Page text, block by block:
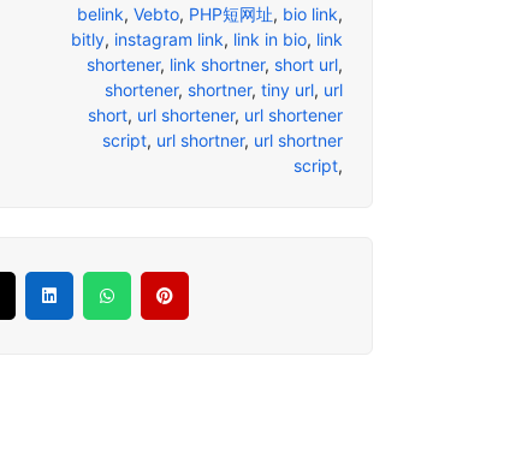
belink, Vebto, PHP短网址, bio link,
bitly, instagram link, link in bio, link
shortener, link shortner, short url,
shortener, shortner, tiny url, url
short, url shortener, url shortener
script, url shortner, url shortner
script,